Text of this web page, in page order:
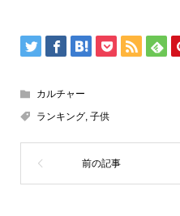
カルチャー
ランキング, 子供